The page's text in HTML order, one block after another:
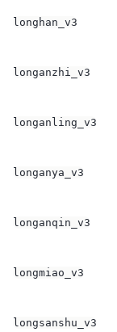
longhan_v3
longanzhi_v3
longanling_v3
longanya_v3
longanqin_v3
longmiao_v3
longsanshu_v3